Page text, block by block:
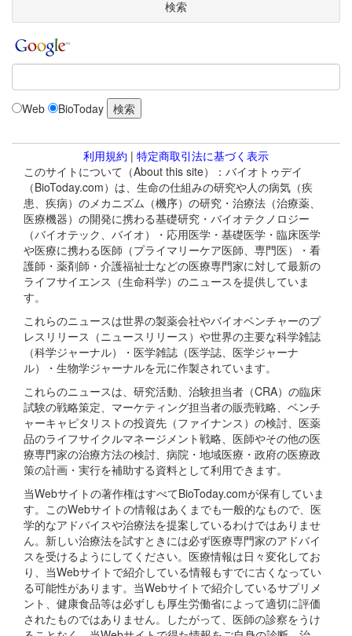
検索
Web BioToday
利用規約 | 特定商取引法に基づく表示
このサイトについて（About this site）：バイオトゥデイ
（BioToday.com）は、生命の仕組みの研究や人の病気（疾
患、疾病）のメカニズム（機序）の研究・治療法（治療薬、
医療機器）の開発に携わる基礎研究・バイオテクノロジー
（バイオテック、バイオ）・応用医学・基礎医学・臨床医学
や医療に携わる医師（プライマリーケア医師、専門医）・看
護師・薬剤師・介護福祉士などの医療専門家に対して最新の
ライフサイエンス（生命科学）のニュースを提供していま
す。
これらのニュースは世界の製薬会社やバイオベンチャーのプ
レスリリース（ニュースリリース）や世界の主要な科学雑誌
（科学ジャーナル）・医学雑誌（医学誌、医学ジャーナ
ル）・生物学ジャーナルを元に作製されています。
これらのニュースは、研究活動、治験担当者（CRA）の臨床
試験の戦略策定、マーケティング担当者の販売戦略、ベンチ
ャーキャピタリストの投資先（ファイナンス）の検討、医薬
品のライフサイクルマネージメント戦略、医師やその他の医
療専門家の治療方法の検討、病院・地域医療・政府の医療政
策の計画・実行を補助する資料として利用できます。
当Webサイトの著作権はすべてBioToday.comが保有していま
す。このWebサイトの情報はあくまでも一般的なもので、医
学的なアドバイスや治療法を提案しているわけではありませ
ん。新しい治療法を試すときには必ず医療専門家のアドバイ
スを受けるようにしてください。医療情報は日々変化してお
り、当Webサイトで紹介している情報もすでに古くなってい
る可能性があります。当Webサイトで紹介しているサプリメ
ント、健康食品等は必ずしも厚生労働省によって適切に評価
されたものではありません。したがって、医師の診察をうけ